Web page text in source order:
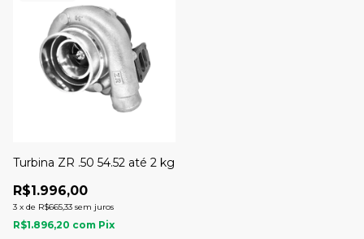
Turbina ZR .50 54.52 até 2 kg
R$1.996,00
3 x de R$665,33 sem juros
R$1.896,20 com Pix